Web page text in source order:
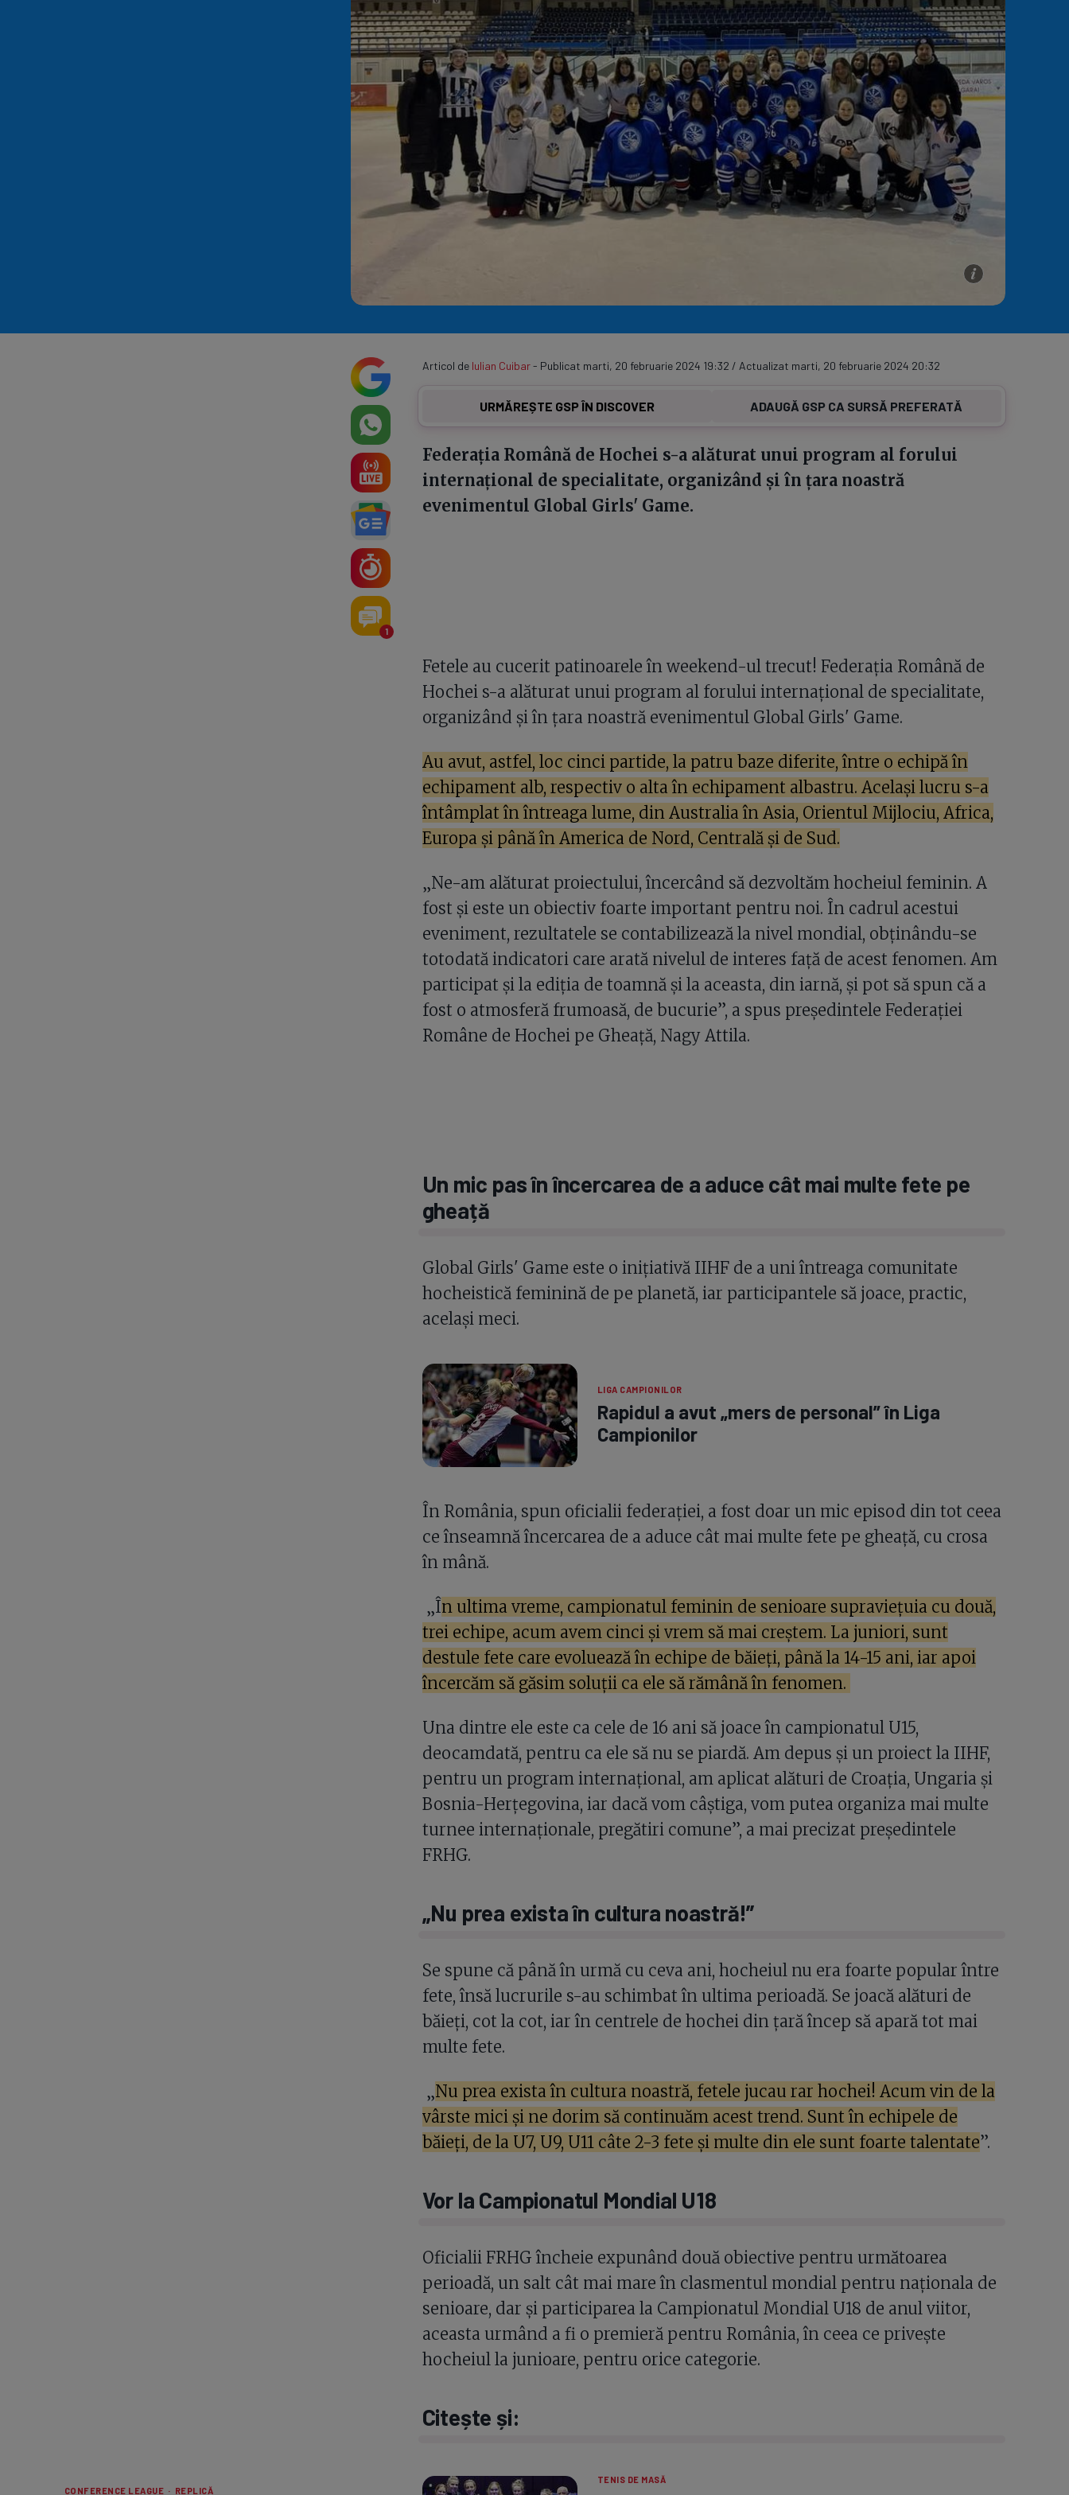
Serie A
Echipe Meciuri Clasament
Program TV
CONFERENCE LEAGUE · REPLICĂ
1
Articol de Iulian Cuibar- Publicat marti, 20 februarie 2024 19:32 / Actualizat marti, 20 februarie 2024 20:32
URMĂREȘTE GSP ÎN DISCOVER ADAUGĂ GSP CA SURSĂ PREFERATĂ
Federația Română de Hochei s-a alăturat unui program al forului
internațional de specialitate, organizând și în țara noastră
evenimentul Global Girls' Game.
Fetele au cucerit patinoarele în weekend-ul trecut! Federația Română de
Hochei s-a alăturat unui program al forului internațional de specialitate,
organizând și în țara noastră evenimentul Global Girls' Game.
Au avut, astfel, loc cinci partide, la patru baze diferite, între o echipă în
echipament alb, respectiv o alta în echipament albastru. Același lucru s-a
întâmplat în întreaga lume, din Australia în Asia, Orientul Mijlociu, Africa,
Europa și până în America de Nord, Centrală și de Sud.
„Ne-am alăturat proiectului, încercând să dezvoltăm hocheiul feminin. A
fost și este un obiectiv foarte important pentru noi. În cadrul acestui
eveniment, rezultatele se contabilizează la nivel mondial, obținându-se
totodată indicatori care arată nivelul de interes față de acest fenomen. Am
participat și la ediția de toamnă și la aceasta, din iarnă, și pot să spun că a
fost o atmosferă frumoasă, de bucurie”, a spus președintele Federației
Române de Hochei pe Gheață, Nagy Attila.
Un mic pas în încercarea de a aduce cât mai multe fete pe
gheață
Global Girls' Game este o inițiativă IIHF de a uni întreaga comunitate
hocheistică feminină de pe planetă, iar participantele să joace, practic,
același meci.
LIGA CAMPIONILOR
Rapidul a avut „mers de personal” în Liga
Campionilor
În România, spun oficialii federației, a fost doar un mic episod din tot ceea
ce înseamnă încercarea de a aduce cât mai multe fete pe gheață, cu crosa
în mână.
„În ultima vreme, campionatul feminin de senioare supraviețuia cu două,
trei echipe, acum avem cinci și vrem să mai creștem. La juniori, sunt
destule fete care evoluează în echipe de băieți, până la 14-15 ani, iar apoi
încercăm să găsim soluții ca ele să rămână în fenomen.
Una dintre ele este ca cele de 16 ani să joace în campionatul U15,
deocamdată, pentru ca ele să nu se piardă. Am depus și un proiect la IIHF,
pentru un program internațional, am aplicat alături de Croația, Ungaria și
Bosnia-Herțegovina, iar dacă vom câștiga, vom putea organiza mai multe
turnee internaționale, pregătiri comune”, a mai precizat președintele
FRHG.
„Nu prea exista în cultura noastră!”
Se spune că până în urmă cu ceva ani, hocheiul nu era foarte popular între
fete, însă lucrurile s-au schimbat în ultima perioadă. Se joacă alături de
băieți, cot la cot, iar în centrele de hochei din țară încep să apară tot mai
multe fete.
„Nu prea exista în cultura noastră, fetele jucau rar hochei! Acum vin de la
vârste mici și ne dorim să continuăm acest trend. Sunt în echipele de
băieți, de la U7, U9, U11 câte 2-3 fete și multe din ele sunt foarte talentate”.
Vor la Campionatul Mondial U18
Oficialii FRHG încheie expunând două obiective pentru următoarea
perioadă, un salt cât mai mare în clasmentul mondial pentru naționala de
senioare, dar și participarea la Campionatul Mondial U18 de anul viitor,
aceasta urmând a fi o premieră pentru România, în ceea ce privește
hocheiul la junioare, pentru orice categorie.
Citește și:
TENIS DE MASĂ